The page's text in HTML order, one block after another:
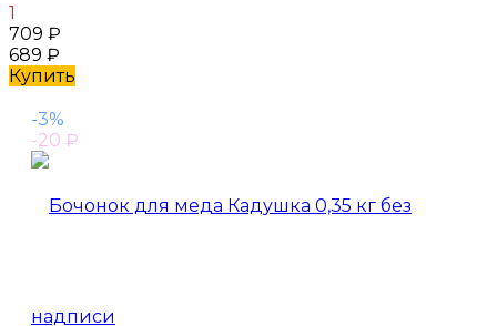
1
709 ₽
689 ₽
Купить
-3%
-20 ₽